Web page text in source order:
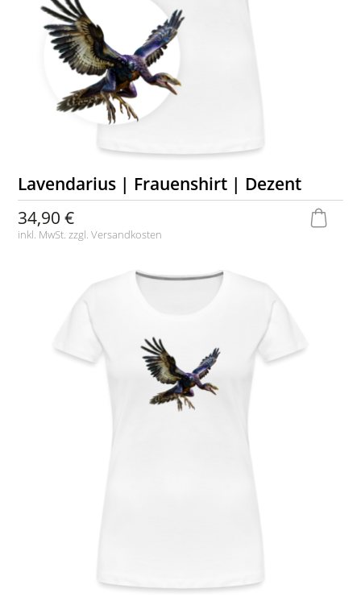
Lavendarius | Frauenshirt | Dezent
34,90 €
inkl. MwSt. zzgl.Versandkosten